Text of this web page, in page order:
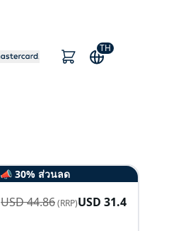
TH
📣 30% ส่วนลด
USD44.86(RRP)USD 31.4